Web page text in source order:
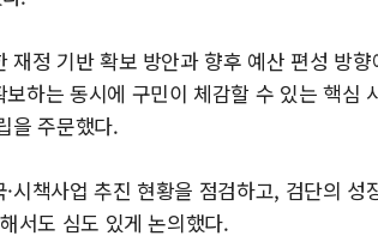
재정 기반 확보 방안과 향후 예산 편성 방
하는 동시에 구민이 체감할 수 있는 핵심
을 주문했다.
시책사업 추진 현황을 점검하고, 검단의
서도 심도 있게 논의했다.